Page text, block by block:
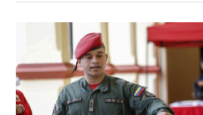
población …